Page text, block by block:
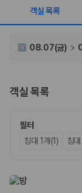
제주렌트카 가
제주도 렌트카는 업
도록 돕습니다.
차종별 최저가
인원에 맞는 차
제주공항 인수
확인합니다.
객실 목록
08.07(금)
객실 목록
필터
침대 1개(1)
침